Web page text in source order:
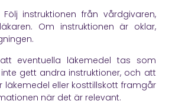
instruktionen från vårdgivaren,
Om instruktionen är oklar,
eventuella läkemedel tas som
gett andra instruktioner, och att
läkemedel eller kosttillskott framgår
när det är relevant.